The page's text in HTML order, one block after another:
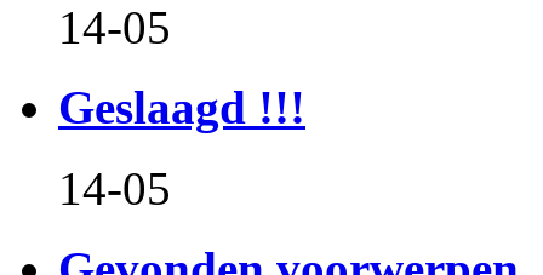
14-05
Geslaagd !!!
14-05